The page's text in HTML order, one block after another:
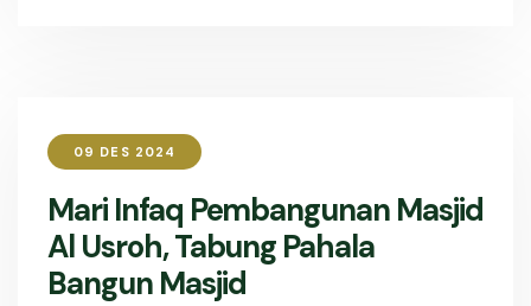
09 DES 2024
Mari Infaq Pembangunan Masjid
Al Usroh, Tabung Pahala
Bangun Masjid